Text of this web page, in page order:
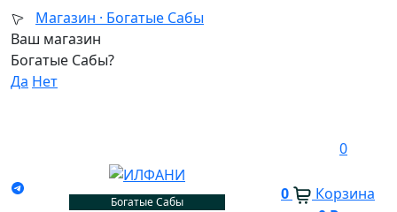
Магазин · Богатые Сабы
Ваш магазин
Богатые Сабы?
Да Нет
Богатые Сабы
0
0
Корзина